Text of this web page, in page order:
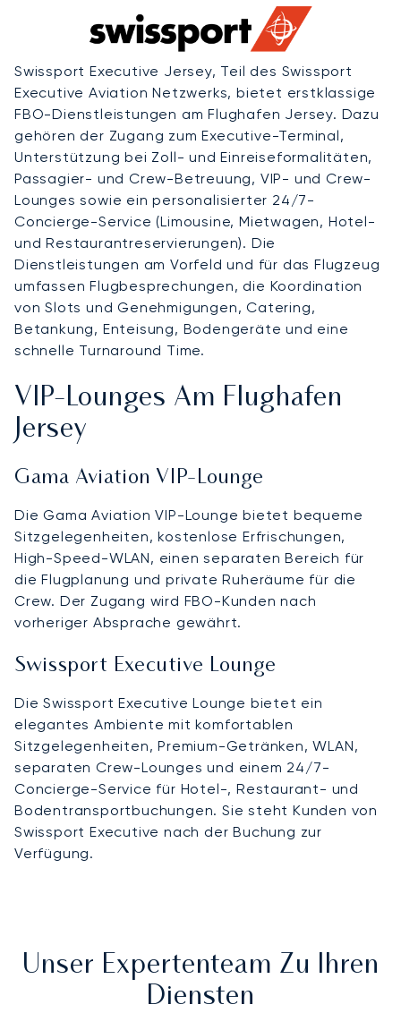
Swissport Executive Jersey, Teil des Swissport
Executive Aviation Netzwerks, bietet erstklassige
FBO-Dienstleistungen am Flughafen Jersey. Dazu
gehören der Zugang zum Executive-Terminal,
Unterstützung bei Zoll- und Einreiseformalitäten,
Passagier- und Crew-Betreuung, VIP- und Crew-
Lounges sowie ein personalisierter 24/7-
Concierge-Service (Limousine, Mietwagen, Hotel-
und Restaurantreservierungen). Die
Dienstleistungen am Vorfeld und für das Flugzeug
umfassen Flugbesprechungen, die Koordination
von Slots und Genehmigungen, Catering,
Betankung, Enteisung, Bodengeräte und eine
schnelle Turnaround Time.
VIP-Lounges Am Flughafen
Jersey
Gama Aviation VIP-Lounge
Die Gama Aviation VIP-Lounge bietet bequeme
Sitzgelegenheiten, kostenlose Erfrischungen,
High-Speed-WLAN, einen separaten Bereich für
die Flugplanung und private Ruheräume für die
Crew. Der Zugang wird FBO-Kunden nach
vorheriger Absprache gewährt.
Swissport Executive Lounge
Die Swissport Executive Lounge bietet ein
elegantes Ambiente mit komfortablen
Sitzgelegenheiten, Premium-Getränken, WLAN,
separaten Crew-Lounges und einem 24/7-
Concierge-Service für Hotel-, Restaurant- und
Bodentransportbuchungen. Sie steht Kunden von
Swissport Executive nach der Buchung zur
Verfügung.
Unser Expertenteam Zu Ihren
Diensten